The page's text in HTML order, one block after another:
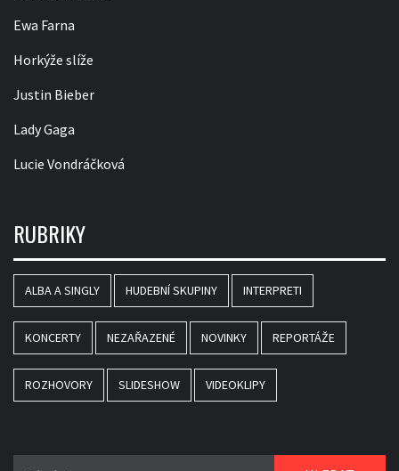
Ewa Farna
Horkýže slíže
Justin Bieber
Lady Gaga
Lucie Vondráčková
RUBRIKY
ALBA A SINGLY HUDEBNÍ SKUPINY INTERPRETI
KONCERTY NEZAŘAZENÉ NOVINKY REPORTÁŽE
ROZHOVORY SLIDESHOW VIDEOKLIPY